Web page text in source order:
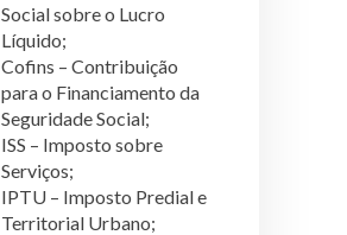
Social sobre o Lucro
Líquido;
Cofins – Contribuição
para o Financiamento da
Seguridade Social;
ISS – Imposto sobre
Serviços;
IPTU – Imposto Predial e
Territorial Urbano;